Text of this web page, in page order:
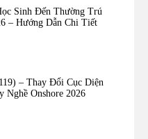
Sinh Đến Thường Trú
– Hướng Dẫn Chi Tiết
– Thay Đổi Cục Diện
Nghề Onshore 2026